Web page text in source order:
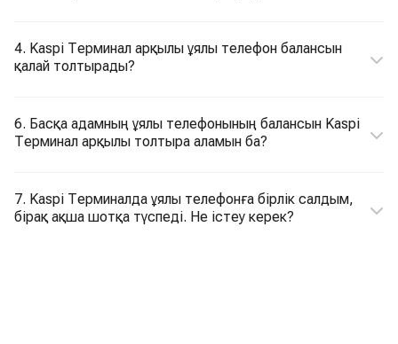
4. Kaspi Терминал арқылы ұялы телефон балансын
қалай толтырады?
6. Басқа адамның ұялы телефонының балансын Kaspi
Терминал арқылы толтыра аламын ба?
7. Kaspi Терминалда ұялы телефонға бірлік салдым,
бірақ ақша шотқа түспеді. Не істеу керек?